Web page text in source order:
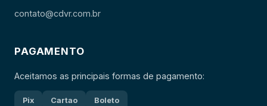
contato@cdvr.com.br
PAGAMENTO
Aceitamos as principais formas de pagamento:
Pix Cartao Boleto